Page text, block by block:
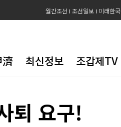
월간조선 조선일보 미래한국
濟 최신정보 조갑제TV
퇴 요구!